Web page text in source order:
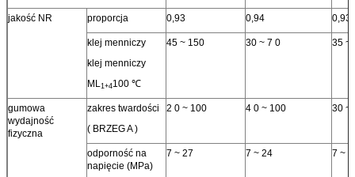
jakość NR proporcja 0,93 0,94 0,93
klej menniczy
klej menniczy
ML1+4100 ℃
45 ~ 150 30 ~ 7 0 35 ~
gumowa
wydajność
fizyczna
zakres twardości
( BRZEG A )
2 0 ~ 100 4 0 ~ 100 30 ~
odporność na
napięcie (MPa)
7 ~ 27 7 ~ 24 7 ~